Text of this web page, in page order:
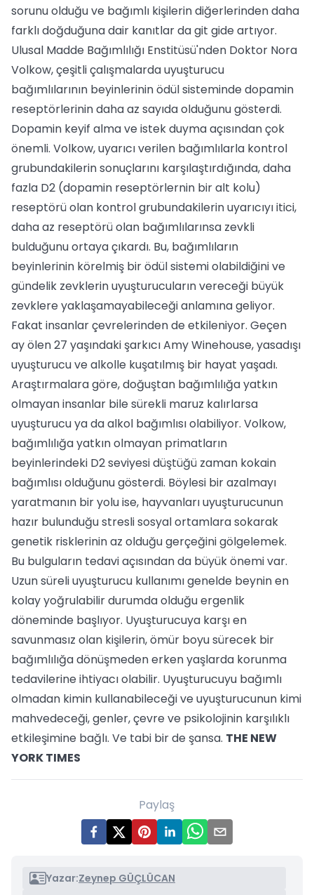
sorunu olduğu ve bağımlı kişilerin diğerlerinden daha
farklı doğduğuna dair kanıtlar da git gide artıyor.
Ulusal Madde Bağımlılığı Enstitüsü'nden Doktor Nora
Volkow, çeşitli çalışmalarda uyuşturucu
bağımlılarının beyinlerinin ödül sisteminde dopamin
reseptörlerinin daha az sayıda olduğunu gösterdi.
Dopamin keyif alma ve istek duyma açısından çok
önemli. Volkow, uyarıcı verilen bağımlılarla kontrol
grubundakilerin sonuçlarını karşılaştırdığında, daha
fazla D2 (dopamin reseptörlernin bir alt kolu)
reseptörü olan kontrol grubundakilerin uyarıcıyı itici,
daha az reseptörü olan bağımlılarınsa zevkli
bulduğunu ortaya çıkardı. Bu, bağımlıların
beyinlerinin körelmiş bir ödül sistemi olabildiğini ve
gündelik zevklerin uyuşturucuların vereceği büyük
zevklere yaklaşamayabileceği anlamına geliyor.
Fakat insanlar çevrelerinden de etkileniyor. Geçen
ay ölen 27 yaşındaki şarkıcı Amy Winehouse, yasadışı
uyuşturucu ve alkolle kuşatılmış bir hayat yaşadı.
Araştırmalara göre, doğuştan bağımlılığa yatkın
olmayan insanlar bile sürekli maruz kalırlarsa
uyuşturucu ya da alkol bağımlısı olabiliyor. Volkow,
bağımlılığa yatkın olmayan primatların
beyinlerindeki D2 seviyesi düştüğü zaman kokain
bağımlısı olduğunu gösterdi. Böylesi bir azalmayı
yaratmanın bir yolu ise, hayvanları uyuşturucunun
hazır bulunduğu stresli sosyal ortamlara sokarak
genetik risklerinin az olduğu gerçeğini gölgelemek.
Bu bulguların tedavi açısından da büyük önemi var.
Uzun süreli uyuşturucu kullanımı genelde beynin en
kolay yoğrulabilir durumda olduğu ergenlik
döneminde başlıyor. Uyuşturucuya karşı en
savunmasız olan kişilerin, ömür boyu sürecek bir
bağımlılığa dönüşmeden erken yaşlarda korunma
tedavilerine ihtiyacı olabilir. Uyuşturucuyu bağımlı
olmadan kimin kullanabileceği ve uyuşturucunun kimi
mahvedeceği, genler, çevre ve psikolojinin karşılıklı
etkileşimine bağlı. Ve tabi bir de şansa. THE NEW
YORK TIMES
Paylaş
Yazar:Zeynep GÜÇLÜCAN